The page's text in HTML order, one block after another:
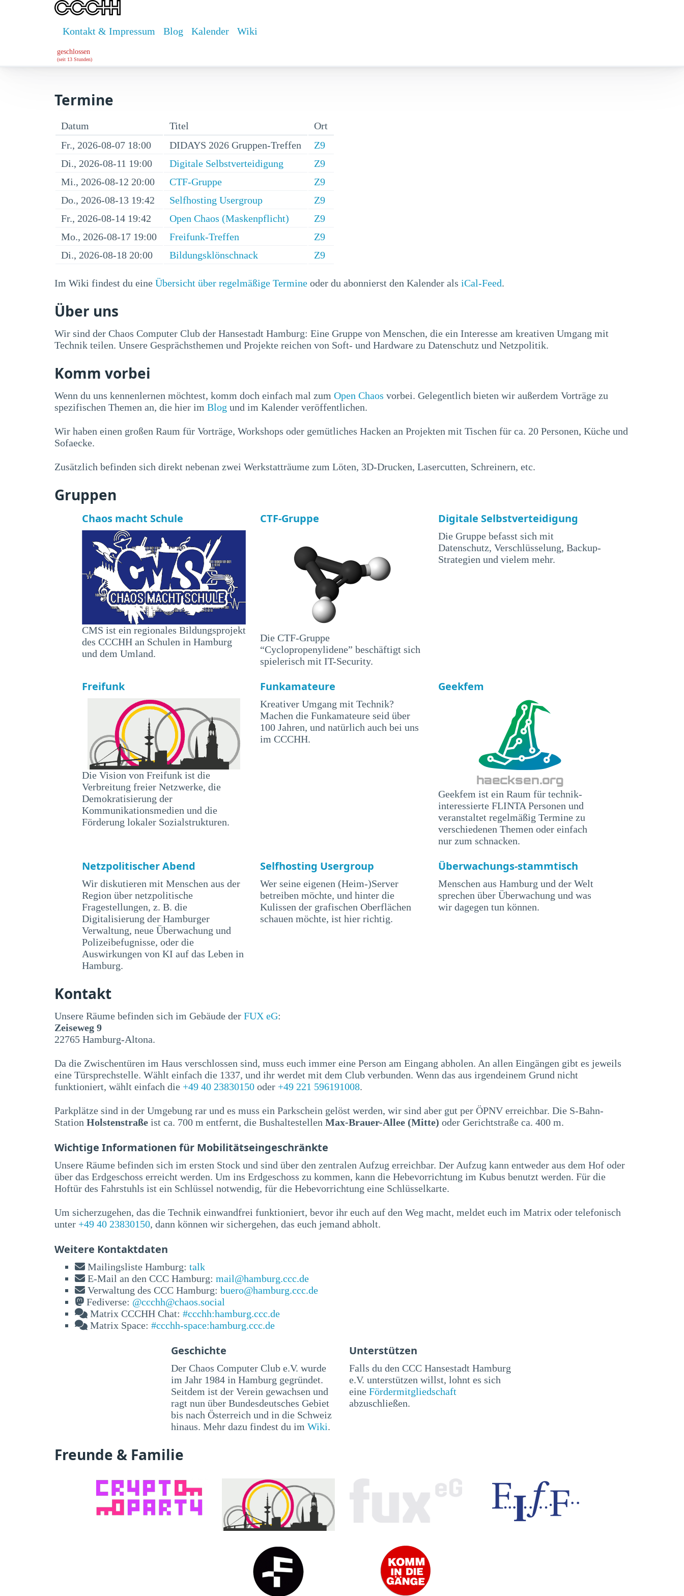
Kontakt & Impressum Blog Kalender Wiki
geschlossen
(seit 13 Stunden)
Termine
Datum Titel
Ort
Fr., 2026-08-07 18:00
DIDAYS 2026 Gruppen-Treffen
Z9
Di., 2026-08-11 19:00
Digitale Selbstverteidigung
Z9
Mi., 2026-08-12 20:00
CTF-Gruppe
Z9
Do., 2026-08-13 19:42
Selfhosting Usergroup
Z9
Fr., 2026-08-14 19:42
Open Chaos (Maskenpflicht)
Z9
Mo., 2026-08-17 19:00
Freifunk-Treffen
Z9
Di., 2026-08-18 20:00
Bildungsklönschnack Z9
Im Wiki findest du eine Übersicht über regelmäßige Termine oder du abonnierst den Kalender als iCal-Feed.
Über uns
Wir sind der Chaos Computer Club der Hansestadt Hamburg: Eine Gruppe von Menschen, die ein Interesse am kreativen Umgang mit
Technik teilen. Unsere Gesprächsthemen und Projekte reichen von Soft- und Hardware zu Datenschutz und Netzpolitik.
Komm vorbei
Wenn du uns kennenlernen möchtest, komm doch einfach mal zum Open Chaos vorbei. Gelegentlich bieten wir außerdem Vorträge zu
spezifischen Themen an, die hier im Blog und im Kalender veröffentlichen.
Wir haben einen großen Raum für Vorträge, Workshops oder gemütliches Hacken an Projekten mit Tischen für ca. 20 Personen, Küche und
Sofaecke.
Zusätzlich befinden sich direkt nebenan zwei Werkstatträume zum Löten, 3D-Drucken, Lasercutten, Schreinern, etc.
Gruppen
Chaos macht Schule
CMS ist ein regionales Bildungsprojekt
des CCCHH an Schulen in Hamburg
und dem Umland.
CTF-Gruppe
Die CTF-Gruppe
“Cyclopropenylidene” beschäftigt sich
spielerisch mit IT-Security.
Digitale Selbstverteidigung
Die Gruppe befasst sich mit
Datenschutz, Verschlüsselung, Backup-
Strategien und vielem mehr.
Freifunk
Die Vision von Freifunk ist die
Verbreitung freier Netzwerke, die
Demokratisierung der
Kommunikationsmedien und die
Förderung lokaler Sozialstrukturen.
Funkamateure
Kreativer Umgang mit Technik?
Machen die Funkamateure seid über
100 Jahren, und natürlich auch bei uns
im CCCHH.
Geekfem
Geekfem ist ein Raum für technik-
interessierte FLINTA Personen und
veranstaltet regelmäßig Termine zu
verschiedenen Themen oder einfach
nur zum schnacken.
Netzpolitischer Abend
Wir diskutieren mit Menschen aus der
Region über netzpolitische
Fragestellungen, z. B. die
Digitalisierung der Hamburger
Verwaltung, neue Überwachung und
Polizeibefugnisse, oder die
Auswirkungen von KI auf das Leben in
Hamburg.
Selfhosting Usergroup
Wer seine eigenen (Heim-)Server
betreiben möchte, und hinter die
Kulissen der grafischen Oberflächen
schauen möchte, ist hier richtig.
Überwachungs-stammtisch
Menschen aus Hamburg und der Welt
sprechen über Überwachung und was
wir dagegen tun können.
Kontakt
Unsere Räume befinden sich im Gebäude der FUX eG:
Zeiseweg 9
22765 Hamburg-Altona.
Da die Zwischentüren im Haus verschlossen sind, muss euch immer eine Person am Eingang abholen. An allen Eingängen gibt es jeweils
eine Türsprechstelle. Wählt einfach die 1337, und ihr werdet mit dem Club verbunden. Wenn das aus irgendeinem Grund nicht
funktioniert, wählt einfach die +49 40 23830150 oder +49 221 596191008.
Parkplätze sind in der Umgebung rar und es muss ein Parkschein gelöst werden, wir sind aber gut per ÖPNV erreichbar. Die S-Bahn-
Station Holstenstraße ist ca. 700 m entfernt, die Bushaltestellen Max-Brauer-Allee (Mitte) oder Gerichtstraße ca. 400 m.
Wichtige Informationen für Mobilitätseingeschränkte
Unsere Räume befinden sich im ersten Stock und sind über den zentralen Aufzug erreichbar. Der Aufzug kann entweder aus dem Hof oder
über das Erdgeschoss erreicht werden. Um ins Erdgeschoss zu kommen, kann die Hebevorrichtung im Kubus benutzt werden. Für die
Hoftür des Fahrstuhls ist ein Schlüssel notwendig, für die Hebevorrichtung eine Schlüsselkarte.
Um sicherzugehen, das die Technik einwandfrei funktioniert, bevor ihr euch auf den Weg macht, meldet euch im Matrix oder telefonisch
unter +49 40 23830150, dann können wir sichergehen, das euch jemand abholt.
Weitere Kontaktdaten
Mailingsliste Hamburg: talk
E-Mail an den CCC Hamburg: mail@hamburg.ccc.de
Verwaltung des CCC Hamburg: buero@hamburg.ccc.de
Fediverse: @ccchh@chaos.social
Matrix CCCHH Chat: #ccchh:hamburg.ccc.de
Matrix Space: #ccchh-space:hamburg.ccc.de
Geschichte
Der Chaos Computer Club e.V. wurde
im Jahr 1984 in Hamburg gegründet.
Seitdem ist der Verein gewachsen und
ragt nun über Bundesdeutsches Gebiet
bis nach Österreich und in die Schweiz
hinaus. Mehr dazu findest du im Wiki.
Unterstützen
Falls du den CCC Hansestadt Hamburg
e.V. unterstützen willst, lohnt es sich
eine Fördermitgliedschaft
abzuschließen.
Freunde & Familie